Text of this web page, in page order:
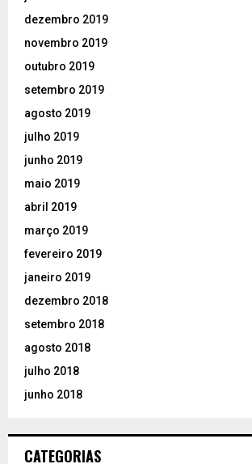
dezembro 2019
novembro 2019
outubro 2019
setembro 2019
agosto 2019
julho 2019
junho 2019
maio 2019
abril 2019
março 2019
fevereiro 2019
janeiro 2019
dezembro 2018
setembro 2018
agosto 2018
julho 2018
junho 2018
CATEGORIAS